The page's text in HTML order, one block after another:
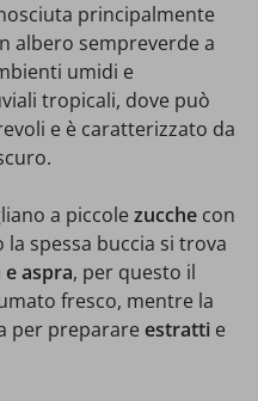
principalmente
albero sempreverde a
umidi e
tropicali, dove può
e è caratterizzato da
a piccole zucche con
spessa buccia si trova
e aspra, per questo il
fresco, mentre la
per preparare estratti e